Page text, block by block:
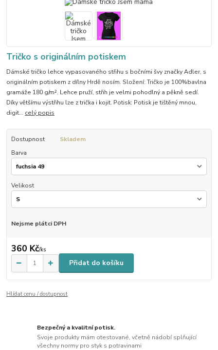
Tričko s originálním potiskem
Dámské tričko lehce vypasovaného střihu s bočními švy značky Adler, s
originálním potiskem z dílny Hrdě nosím. Složení: Tričko je 100%bavlna
gramáže 180 g/m². Lehce pruží, střih je velmi pohodlný a pěkně sedí.
Díky většímu výstřihu lze z trička i kojit. Potisk: Potisk je tištěný mnou,
digit... celý popis
Dostupnost
Skladem
Barva
Velikost
Nejsme plátci DPH
360 Kč/ks
Přidat do košíku
Hlídat cenu / dostupnost
Bezpečný a kvalitní potisk.
Svoje produkty mám otestované, včetně nádobí splňující
všechny normy pro styk s potravinami